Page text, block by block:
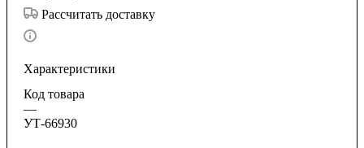
Рассчитать доставку
Характеристики
Код товара
—
УТ-66930